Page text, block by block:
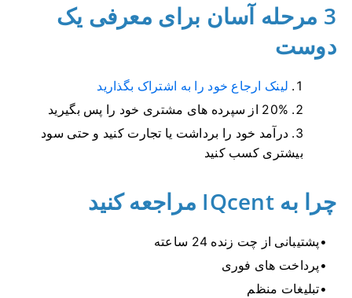
3 مرحله آسان برای معرفی یک
دوست
لینک ارجاع خود را به اشتراک بگذارید
20% از سپرده های مشتری خود را پس بگیرید
درآمد خود را برداشت یا تجارت کنید و حتی سود
بیشتری کسب کنید
چرا به IQcent مراجعه کنید
پشتیبانی از چت زنده 24 ساعته
پرداخت های فوری
تبلیغات منظم